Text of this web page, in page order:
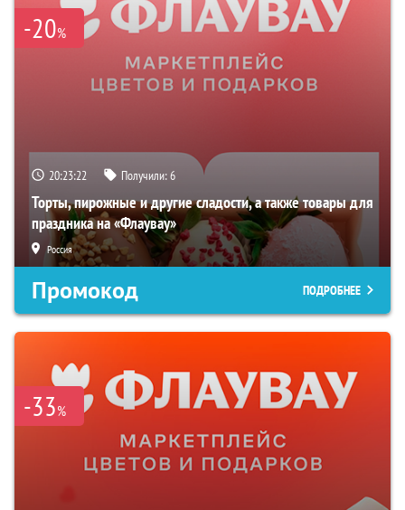
-20%
20:23:21 Получили:6
Торты, пирожные и другие сладости, а также товары для
праздника на «Флаувау»
Россия
Промокод ПОДРОБНЕЕ
-33%